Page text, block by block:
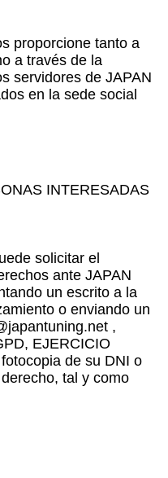
proporcione tanto a
a través de la
servidores de JAPAN
en la sede social
INTERESADAS
solicitar el
ante JAPAN
un escrito a la
o enviando un
,
EJERCICIO
de su DNI o
tal y como